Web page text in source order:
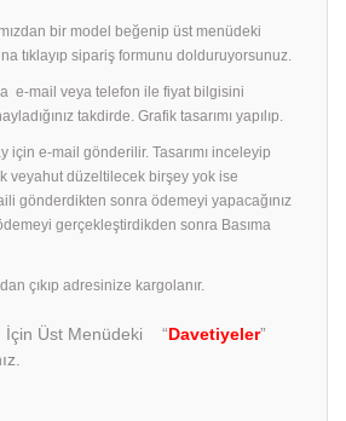
bir model beğenip üst menüdeki
tıklayıp sipariş formunu dolduruyorsunuz.
e-mail veya telefon ile fiyat bilgisini
takdirde. Grafik tasarımı yapılıp.
için e-mail gönderilir. Tasarımı inceleyip
veyahut düzeltilecek birşey yok ise
gönderdikten sonra ödemeyi yapacağınız
gerçekleştirdikden sonra Basıma
çıkıp adresinize kargolanır.
İçin Üst Menüdeki “Davetiyeler”